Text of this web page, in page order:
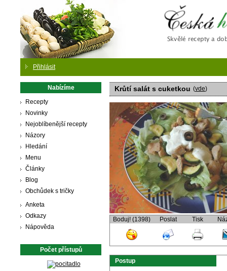
Přihlásit
Nabízíme
Recepty
Novinky
Nejoblíbenější recepty
Názory
Hledání
Menu
Články
Blog
Obchůdek s tričky
Anketa
Odkazy
Nápověda
Počet přístupů
Krůtí salát s cuketkou (vde)
Boduj! (1398) Poslat Tisk
Postup